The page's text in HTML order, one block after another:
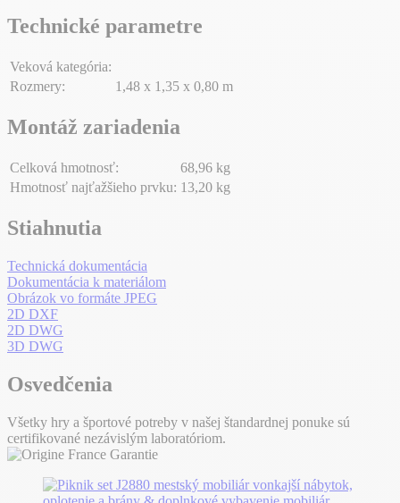
Technické parametre
Veková kategória:
Rozmery:
1,48 x 1,35 x 0,80 m
Montáž zariadenia
Celková hmotnosť:
68,96 kg
Hmotnosť najťažšieho prvku: 13,20 kg
Stiahnutia
Technická dokumentácia
Dokumentácia k materiálom
Obrázok vo formáte JPEG
2D DXF
2D DWG
3D DWG
Osvedčenia
Všetky hry a športové potreby v našej štandardnej ponuke sú
certifikované nezávislým laboratóriom.